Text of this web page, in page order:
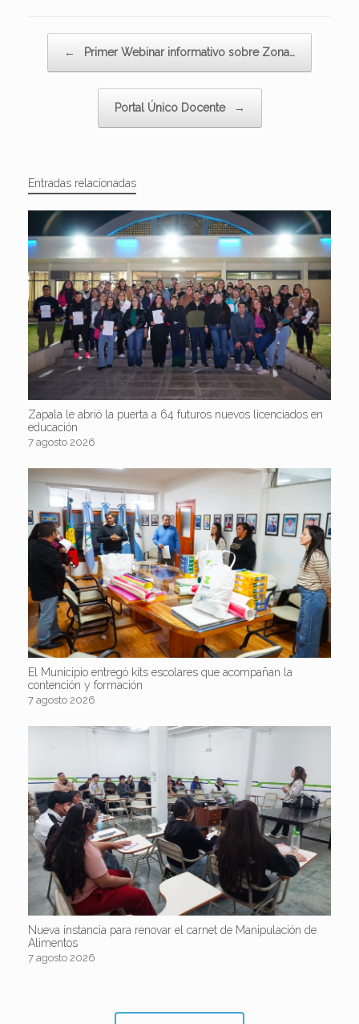
← Primer Webinar informativo sobre Zona…
Portal Único Docente →
Entradas relacionadas
Zapala le abrió la puerta a 64 futuros nuevos licenciados en
educación
7 agosto 2026
El Municipio entregó kits escolares que acompañan la
contención y formación
7 agosto 2026
Nueva instancia para renovar el carnet de Manipulación de
Alimentos
7 agosto 2026